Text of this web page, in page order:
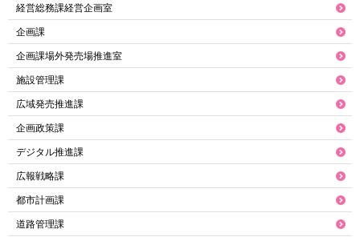
経営総務課経営企画室
企画課
企画課場外発売場推進室
施設管理課
広域発売推進課
企画政策課
デジタル推進課
広報戦略課
都市計画課
道路管理課